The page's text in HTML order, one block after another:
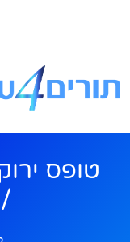
טופס
/